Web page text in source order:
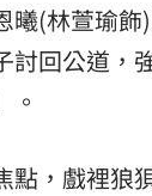
(林萱瑜
回公道，
。
，戲裡狼